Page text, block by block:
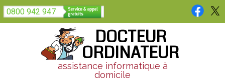
0800 942 947
DOCTEUR
ORDINATEUR
assistance informatique à
domicile
Panneau de gestion des cookies